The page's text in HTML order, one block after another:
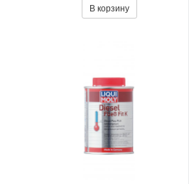
В корзину